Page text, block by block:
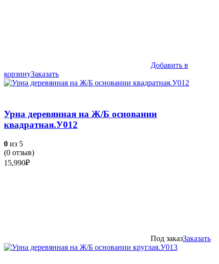
Добавить в
корзинуЗаказать
Урна деревянная на Ж/Б основании
квадратная.У012
0 из 5
(0 отзыв)
15,990₽
Под заказЗаказать